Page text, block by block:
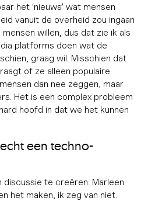
het ‘nieuws’ wat mensen
vanuit de overheid zou ingaan
willen, dus dat zie ik als
platforms doen wat de
graag wil. Misschien dat
of ze alleen populaire
dan nee zeggen, maar
Het is een complex probleem
hoofd in dat we het kunnen
een techno-
te creëren. Marleen
het maken, ik zeg van niet.